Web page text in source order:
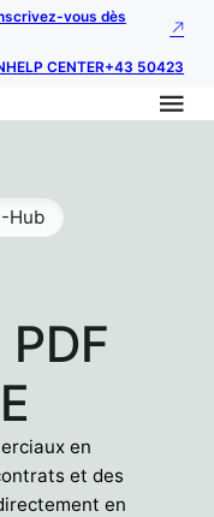
vous dès
HELP CENTER+43 50423
Hub
en
et des
en